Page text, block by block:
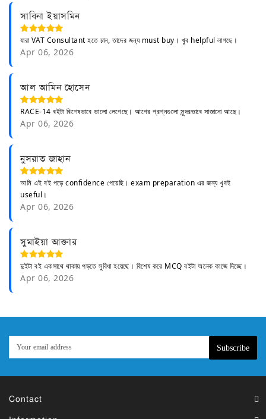
সাবিনা ইয়াসমিন
যারা VAT Consultant হতে চান, তাদের জন্য must buy। খুব helpful লাগছে।
Apr 06, 2026
আল আমিন হোসেন
RACE-14 বইটা বিশেষভাবে ভালো লেগেছে। আগের প্রশ্নগুলো সুন্দরভাবে সাজানো আছে।
Apr 06, 2026
নুসরাত জাহান
আমি এই বই পড়ে confidence পেয়েছি। exam preparation এর জন্য খুবই
useful।
Apr 06, 2026
সুমাইয়া আক্তার
দুইটা বই একসাথে থাকায় পড়তে সুবিধা হয়েছে। বিশেষ করে MCQ বইটা অনেক কাজে দিচ্ছে।
Apr 06, 2026
Subscribe
Contact